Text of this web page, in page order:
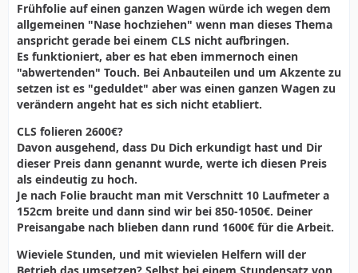
Frühfolie auf einen ganzen Wagen würde ich wegen dem
allgemeinen "Nase hochziehen" wenn man dieses Thema
anspricht gerade bei einem CLS nicht aufbringen.
Es funktioniert, aber es hat eben immernoch einen
"abwertenden" Touch. Bei Anbauteilen und um Akzente zu
setzen ist es "geduldet" aber was einen ganzen Wagen zu
verändern angeht hat es sich nicht etabliert.
CLS folieren 2600€?
Davon ausgehend, dass Du Dich erkundigt hast und Dir
dieser Preis dann genannt wurde, werte ich diesen Preis
als eindeutig zu hoch.
Je nach Folie braucht man mit Verschnitt 10 Laufmeter a
152cm breite und dann sind wir bei 850-1050€. Deiner
Preisangabe nach blieben dann rund 1600€ für die Arbeit.
Wieviele Stunden, und mit wievielen Helfern will der